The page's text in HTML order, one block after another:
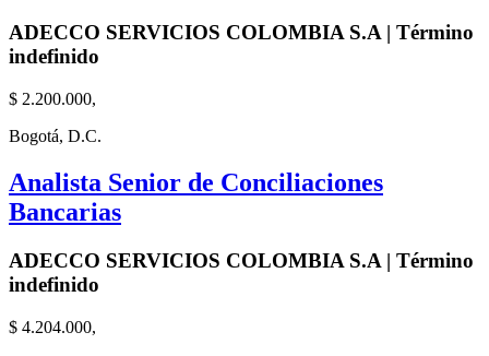
ADECCO SERVICIOS COLOMBIA S.A | Término
indefinido
$ 2.200.000,
Bogotá, D.C.
Analista Senior de Conciliaciones
Bancarias
ADECCO SERVICIOS COLOMBIA S.A | Término
indefinido
$ 4.204.000,